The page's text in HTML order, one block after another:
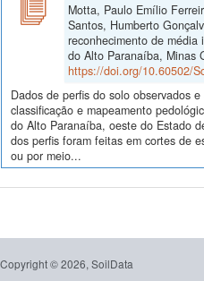
Motta, Paulo Emílio
Santos, Humberto
reconhecimento de
do Alto Paranaíba, Minas
https://doi.org/10.60502/
Dados de perfis do solo observados
classificação e mapeamento
do Alto Paranaíba, oeste do Estado
dos perfis foram feitas em cortes de
ou por meio...
Copyright © 2026, SoilData